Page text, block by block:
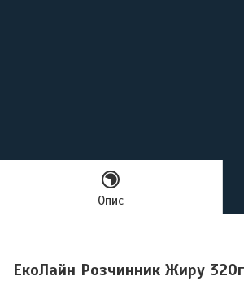
Опис
ЕкоЛайн Розчинник Жиру